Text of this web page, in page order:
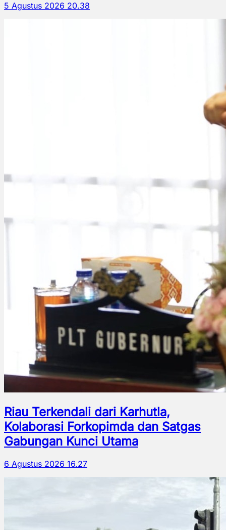
5 Agustus 2026 20.38
Riau Terkendali dari Karhutla,
Kolaborasi Forkopimda dan Satgas
Gabungan Kunci Utama
6 Agustus 2026 16.27